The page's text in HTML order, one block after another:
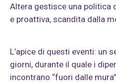
Altera gestisce una politica
e proattiva, scandita dalla
L’apice di questi eventi: un
giorni, durante il quale i
incontrano “fuori dalle